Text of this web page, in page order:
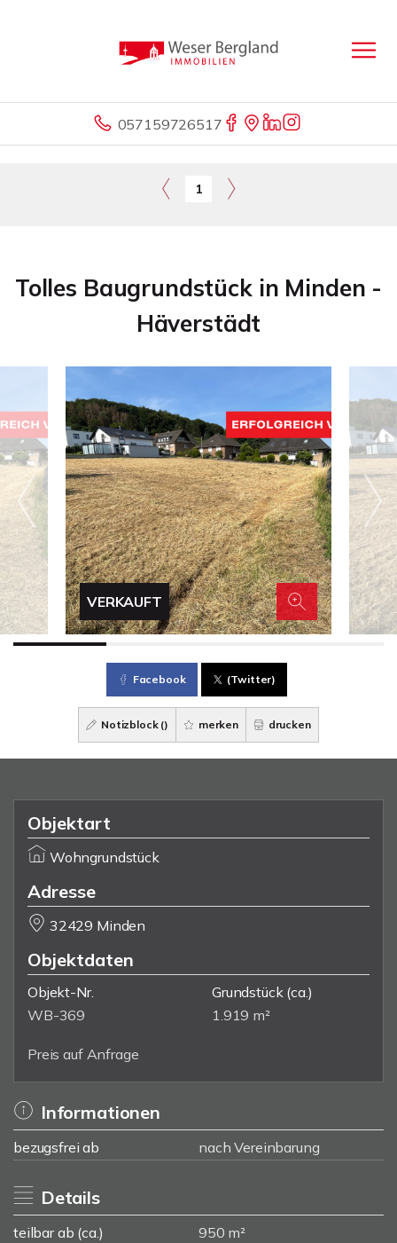
057159726517
1
Tolles Baugrundstück in Minden -
Häverstädt
VERKAUFT
Facebook (Twitter)
Notizblock () merken drucken
Objektart
Wohngrundstück
Adresse
32429 Minden
Objektdaten
Objekt-Nr.
WB-369
Grundstück(ca.)
1.919 m²
Preis auf Anfrage
Informationen
bezugsfrei ab nach Vereinbarung
Details
teilbar ab (ca.) 950 m²